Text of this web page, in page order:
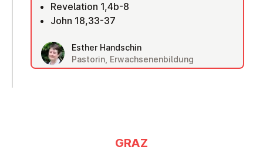
Revelation 1,4b-8
John 18,33-37
Esther Handschin
Pastorin, Erwachsenenbildung
GRAZ